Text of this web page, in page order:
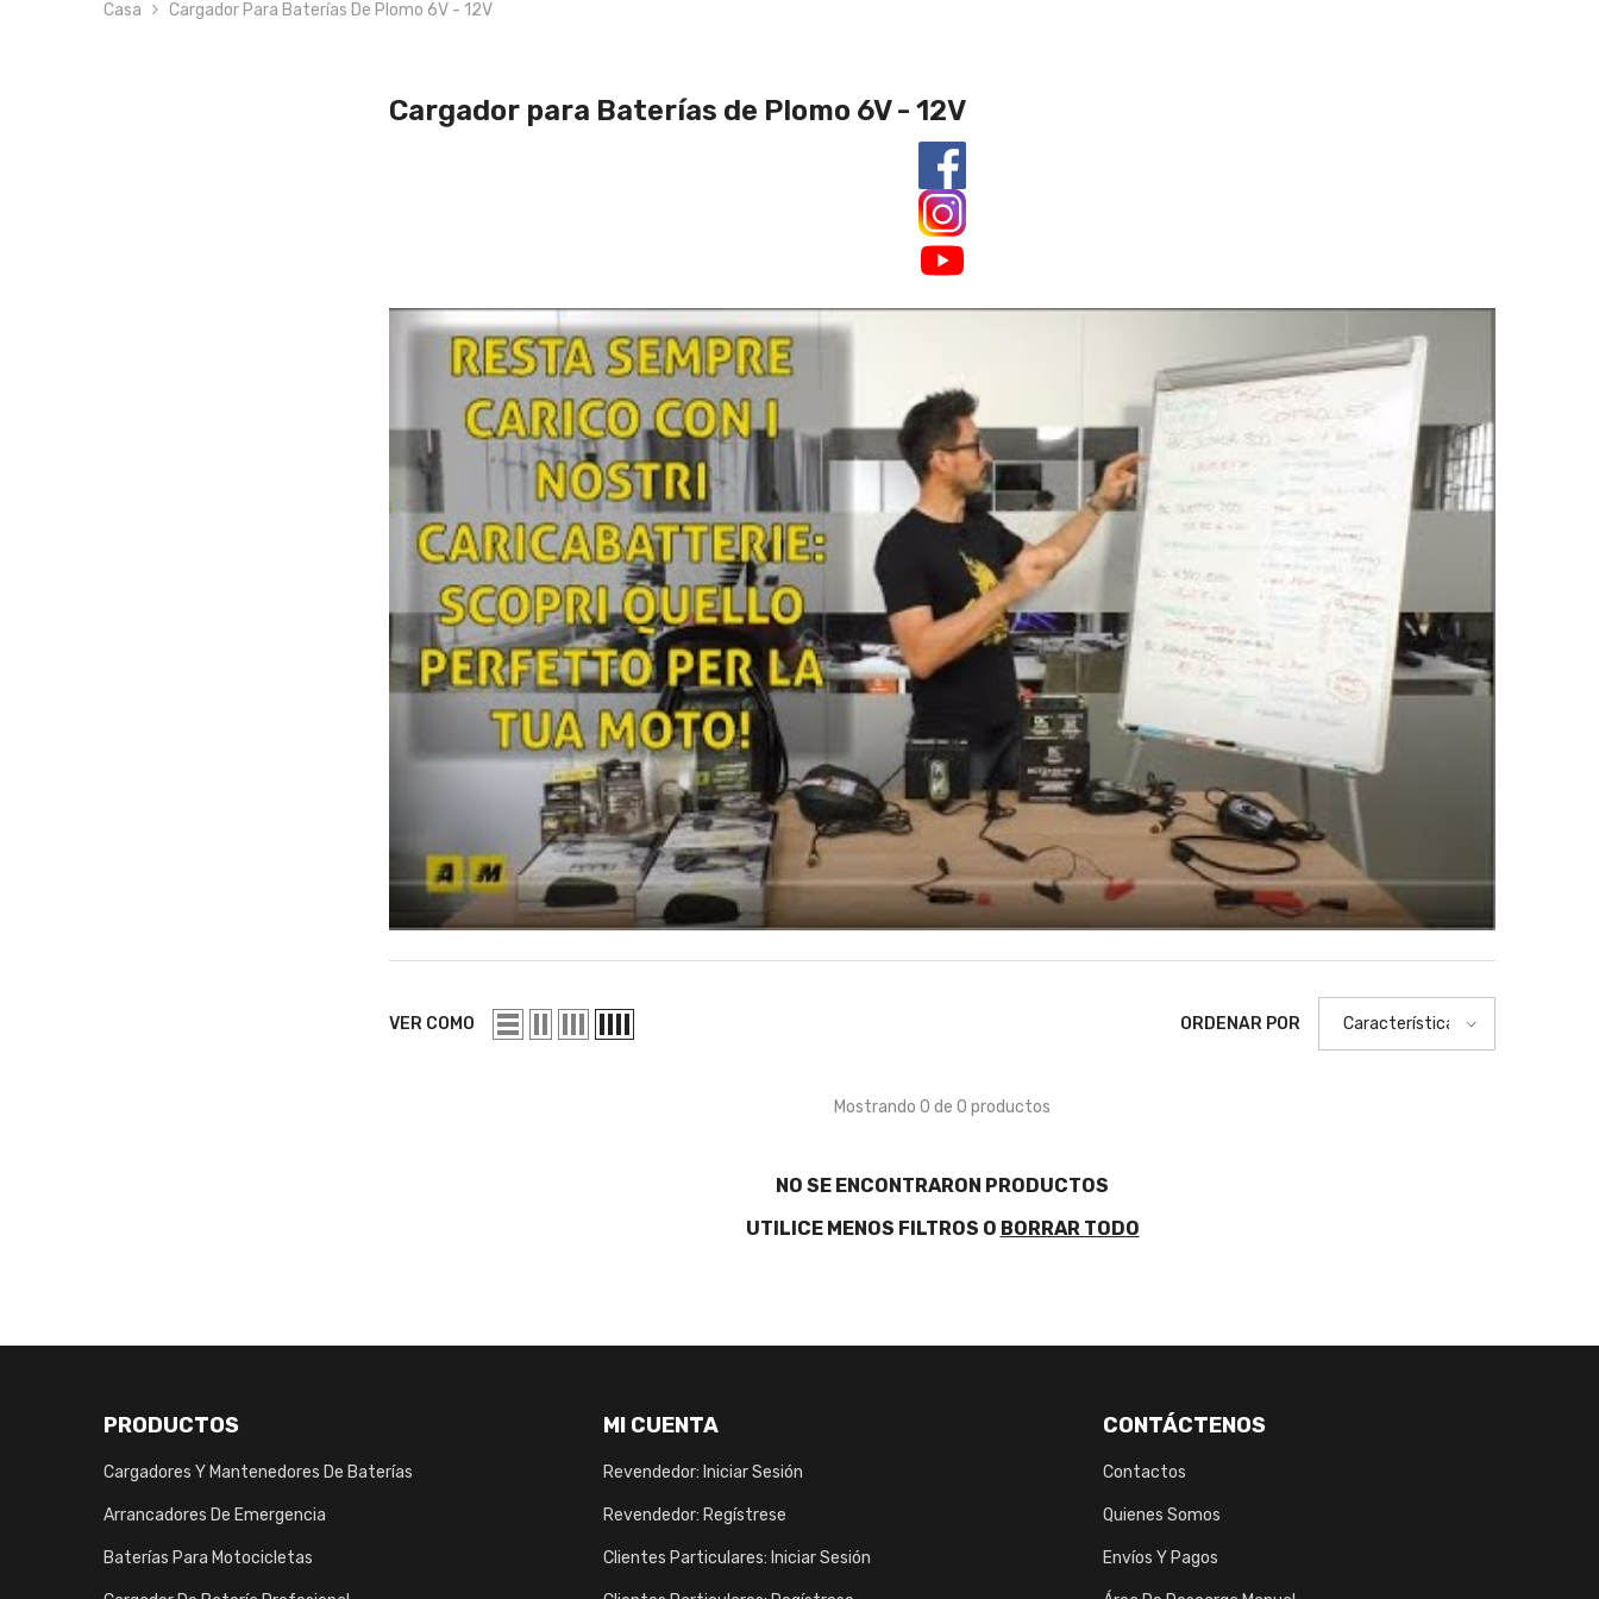
Casa Cargador Para Baterías De Plomo 6V - 12V
Cargador para Baterías de Plomo 6V - 12V
VER COMO ORDENAR POR Características
Mostrando 0 de 0 productos
NO SE ENCONTRARON PRODUCTOS
UTILICE MENOS FILTROS O BORRAR TODO
PRODUCTOS
Cargadores Y Mantenedores De Baterías
Arrancadores De Emergencia
Baterías Para Motocicletas
MI CUENTA
Revendedor: Iniciar Sesión
Revendedor: Regístrese
Clientes Particulares: Iniciar Sesión
CONTÁCTENOS
Contactos
Quienes Somos
Envíos Y Pagos